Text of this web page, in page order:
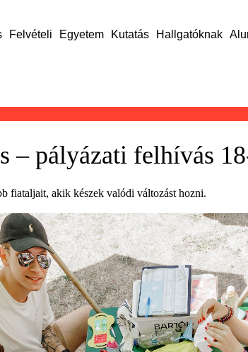
Felvételi Egyetem Kutatás Hallgatóknak
– pályázati felhívás
fiataljait, akik készek valódi változást hozni.